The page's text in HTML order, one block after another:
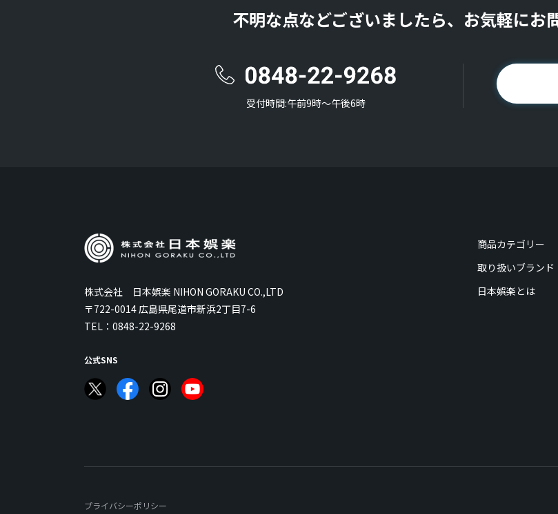
不明な点などございましたら、お気軽にお
受付時間:午前9時〜午後6時
株式会社 日本娯楽 NIHON GORAKU CO.,LTD
〒722-0014 広島県尾道市新浜2丁目7-6
TEL： 0848-22-9268
公式SNS
商品カテゴリー
取り扱いブランド
日本娯楽とは
プライバシーポリシー